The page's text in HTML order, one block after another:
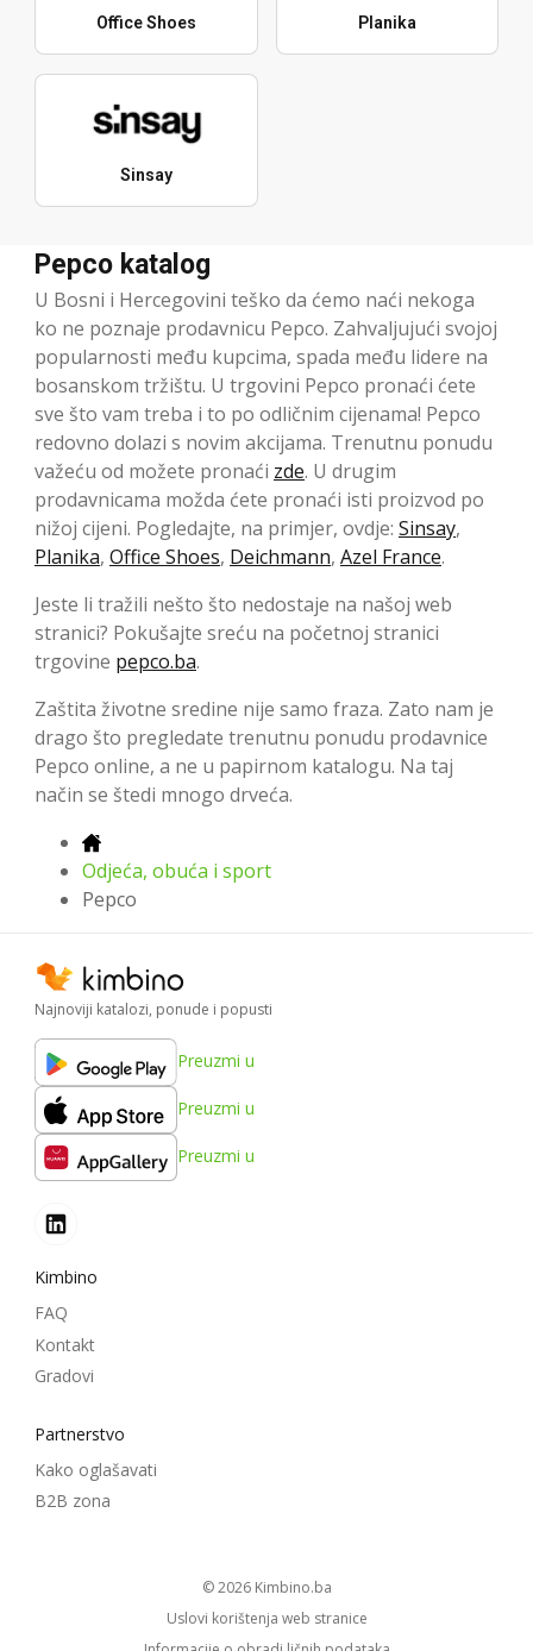
Office Shoes Planika
Sinsay
Pepco katalog
U Bosni i Hercegovini teško da ćemo naći nekoga
ko ne poznaje prodavnicu Pepco. Zahvaljujući svojoj
popularnosti među kupcima, spada među lidere na
bosanskom tržištu. U trgovini Pepco pronaći ćete
sve što vam treba i to po odličnim cijenama! Pepco
redovno dolazi s novim akcijama. Trenutnu ponudu
važeću od možete pronaći zde. U drugim
prodavnicama možda ćete pronaći isti proizvod po
nižoj cijeni. Pogledajte, na primjer, ovdje: Sinsay,
Planika, Office Shoes, Deichmann, Azel France.
Jeste li tražili nešto što nedostaje na našoj web
stranici? Pokušajte sreću na početnoj stranici
trgovine pepco.ba.
Zaštita životne sredine nije samo fraza. Zato nam je
drago što pregledate trenutnu ponudu prodavnice
Pepco online, a ne u papirnom katalogu. Na taj
način se štedi mnogo drveća.
Odjeća, obuća i sport
Pepco
Najnoviji katalozi, ponude i popusti
Preuzmi u
Preuzmi u
Preuzmi u
Kimbino
FAQ
Kontakt
Gradovi
Partnerstvo
Kako oglašavati
B2B zona
© 2026 kimbino.ba
Uslovi korištenja web stranice